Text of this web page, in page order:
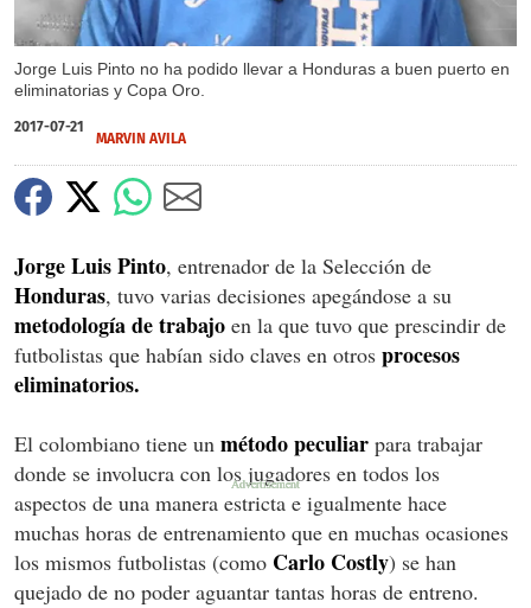
Jorge Luis Pinto no ha podido llevar a Honduras a buen puerto en
eliminatorias y Copa Oro.
2017-07-21
MARVIN AVILA
Jorge Luis Pinto, entrenador de la Selección de
Honduras, tuvo varias decisiones apegándose a su
metodología de trabajo en la que tuvo que prescindir de
futbolistas que habían sido claves en otros procesos
eliminatorios.
El colombiano tiene un método peculiar para trabajar
donde se involucra con los jugadores en todos los
aspectos de una manera estricta e igualmente hace
muchas horas de entrenamiento que en muchas ocasiones
los mismos futbolistas (como Carlo Costly) se han
quejado de no poder aguantar tantas horas de entreno.